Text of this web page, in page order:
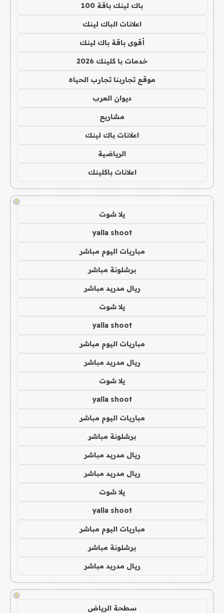
باك لينك باقة 100
اعلانات الباك لينك
أقوى باقة باك لينك
خدمات با كلينك 2026
موقع تجاربنا تجارب الحياه
ديوان العرب
مشاريع
اعلانات باك لينك
الرياضية
اعلانات باكلينك
!
يلا شوت
yalla shoot
مباريات اليوم مباشر
برشلونة مباشر
ريال مدريد مباشر
يلا شوت
yalla shoot
مباريات اليوم مباشر
ريال مدريد مباشر
يلا شوت
yalla shoot
مباريات اليوم مباشر
برشلونة مباشر
ريال مدريد مباشر
ريال مدريد مباشر
يلا شوت
yalla shoot
مباريات اليوم مباشر
برشلونة مباشر
ريال مدريد مباشر
!
سطحة الرياض